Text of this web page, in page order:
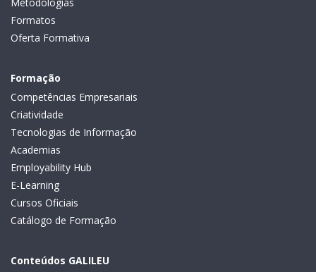
Formatos
Oferta Formativa
Formação
Competências Empresariais
Criatividade
Tecnologias de Informação
Academias
Employability Hub
E-Learning
Cursos Oficiais
Catálogo de Formação
Conteúdos GALILEU